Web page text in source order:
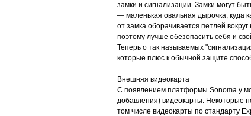
замки и сигнализации. Замки могут
— маленькая овальная дырочка, куда
от замка оборачивается петлей
поэтому лучше обезопасить себя и
Теперь о так называемых
которые плюс к обычной защите
Внешняя видеокарта
С появлением платформы Sonoma у
добавления) видеокарты. Некоторые
том числе видеокарты по стандарту